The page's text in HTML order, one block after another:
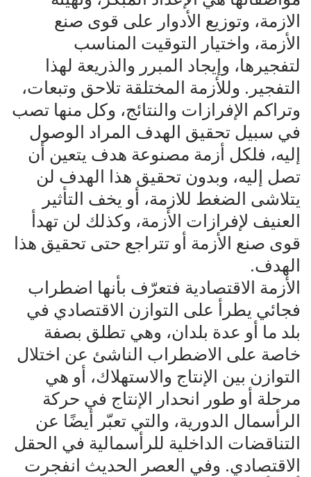
الازمة، وتوزيع الأدوار على قوى صنع
الأزمة، واختيار التوقيت المناسب
لتفجيرها، وإيجاد المبرر والذريعة لهذا
التفجير. وللأزمة المختلقة تلاحق وتبعات،
وتراكم الإفرازات والنتائج، وكل منها تصب
في سبيل تحقيق الهدف المراد الوصول
إليه، فلكل أزمة مصنوعة هدف يتعين أن
تصل إليه، وبدون تحقيق هذا الهدف لن
يتلاشى الضغط للازمة، أو يخف التأثير
العنيف لإفرازات الأزمة، وكذلك لن تهدأ
قوى صنع الأزمة أو تتراجع حتى تحقيق هذا
الهدف.
الأزمة الاقتصادية فتعرّف بأنها اضطراب
فجائي يطرأ على التوازن الاقتصادي في
بلد ما أو عدة بلدان، وهي تطلق بصفة
خاصة على الاضطراب الناشئ عن اختلال
التوازن بين الإنتاج والاستهلاك، أو هي
مرحلة أو طور انحدار الإنتاج في حركة
الرأسمال الدورية، والتي تعبّر أيضًا عن
التناقضات الداخلية للرأسمالية في الحقل
الاقتصادي. وفي العصر الحديث انفجرت